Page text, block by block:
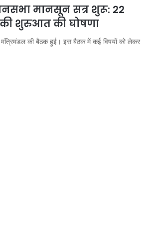
मानसून सत्र शुरू: 22
शुरुआत की घोषणा
की बैठक हुई। इस बैठक में कई विषयों को लेकर